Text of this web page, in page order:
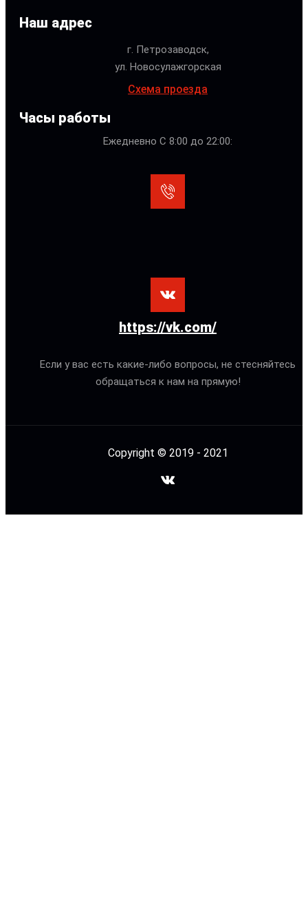
Наш адрес
г. Петрозаводск,
ул. Новосулажгорская
Схема проезда
Часы работы
Ежедневно С 8:00 до 22:00:
https://vk.com/
Если у вас есть какие-либо вопросы, не стесняйтесь
обращаться к нам на прямую!
Copyright © 2019 - 2021